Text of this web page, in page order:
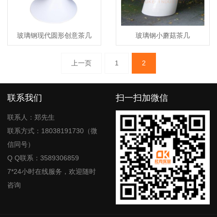
玻璃钢现代圆形创意茶几 玻璃钢小蘑菇茶几
上一页 1 2
联系我们
联系人：郑先生
联系方式：18038191730（微
信同号）
Q Q联系：3589306859
7*24小时在线服务，欢迎随时
咨询
扫一扫加微信